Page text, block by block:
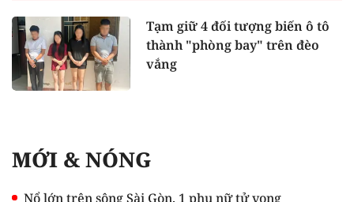
Tạm giữ 4 đối tượng biến ô tô
thành "phòng bay" trên đèo
vắng
MỚI & NÓNG
Nổ lớn trên sông Sài Gòn, 1 phụ nữ tử vong